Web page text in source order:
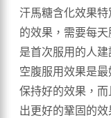
汗馬糖含化效果
的效果，需要每
是首次服用的人
空腹服用效果是
保持好的效果，
出更好的鞏固的